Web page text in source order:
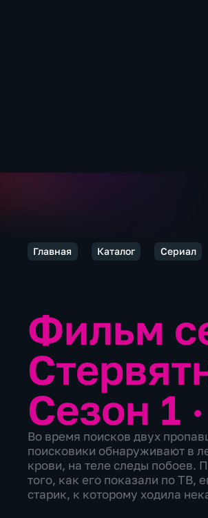
Главная Каталог Сериал
Фильм
Сезон 1
Во время поисков двух
поисковики обнаруживают в
крови, на теле следы побоев.
того, как его показали по ТВ,
старик, к которому ходила